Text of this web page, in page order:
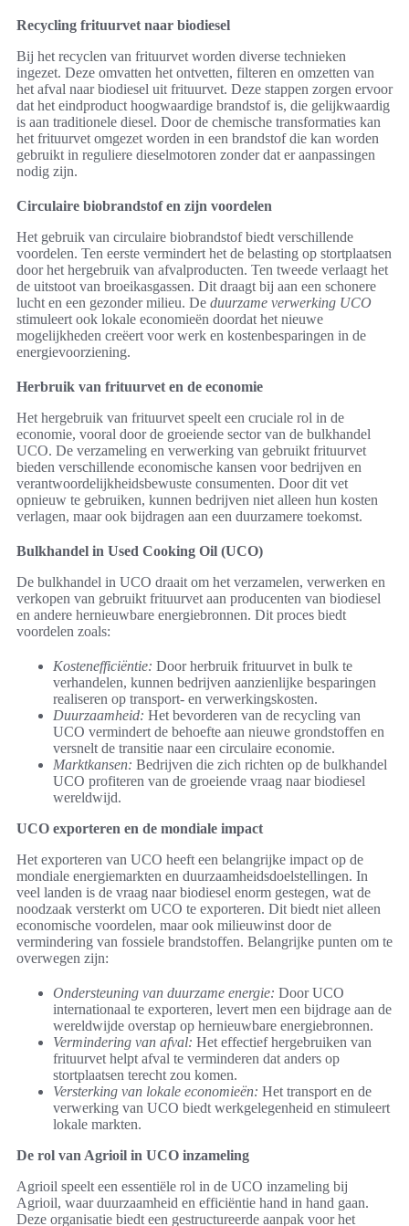
Recycling frituurvet naar biodiesel
Bij het recyclen van frituurvet worden diverse technieken
ingezet. Deze omvatten het ontvetten, filteren en omzetten van
het afval naar biodiesel uit frituurvet. Deze stappen zorgen ervoor
dat het eindproduct hoogwaardige brandstof is, die gelijkwaardig
is aan traditionele diesel. Door de chemische transformaties kan
het frituurvet omgezet worden in een brandstof die kan worden
gebruikt in reguliere dieselmotoren zonder dat er aanpassingen
nodig zijn.
Circulaire biobrandstof en zijn voordelen
Het gebruik van circulaire biobrandstof biedt verschillende
voordelen. Ten eerste vermindert het de belasting op stortplaatsen
door het hergebruik van afvalproducten. Ten tweede verlaagt het
de uitstoot van broeikasgassen. Dit draagt bij aan een schonere
lucht en een gezonder milieu. De duurzame verwerking UCO
stimuleert ook lokale economieën doordat het nieuwe
mogelijkheden creëert voor werk en kostenbesparingen in de
energievoorziening.
Herbruik van frituurvet en de economie
Het hergebruik van frituurvet speelt een cruciale rol in de
economie, vooral door de groeiende sector van de bulkhandel
UCO. De verzameling en verwerking van gebruikt frituurvet
bieden verschillende economische kansen voor bedrijven en
verantwoordelijkheidsbewuste consumenten. Door dit vet
opnieuw te gebruiken, kunnen bedrijven niet alleen hun kosten
verlagen, maar ook bijdragen aan een duurzamere toekomst.
Bulkhandel in Used Cooking Oil (UCO)
De bulkhandel in UCO draait om het verzamelen, verwerken en
verkopen van gebruikt frituurvet aan producenten van biodiesel
en andere hernieuwbare energiebronnen. Dit proces biedt
voordelen zoals:
Kostenefficiëntie: Door herbruik frituurvet in bulk te
verhandelen, kunnen bedrijven aanzienlijke besparingen
realiseren op transport- en verwerkingskosten.
Duurzaamheid: Het bevorderen van de recycling van
UCO vermindert de behoefte aan nieuwe grondstoffen en
versnelt de transitie naar een circulaire economie.
Marktkansen: Bedrijven die zich richten op de bulkhandel
UCO profiteren van de groeiende vraag naar biodiesel
wereldwijd.
UCO exporteren en de mondiale impact
Het exporteren van UCO heeft een belangrijke impact op de
mondiale energiemarkten en duurzaamheidsdoelstellingen. In
veel landen is de vraag naar biodiesel enorm gestegen, wat de
noodzaak versterkt om UCO te exporteren. Dit biedt niet alleen
economische voordelen, maar ook milieuwinst door de
vermindering van fossiele brandstoffen. Belangrijke punten om te
overwegen zijn:
Ondersteuning van duurzame energie: Door UCO
internationaal te exporteren, levert men een bijdrage aan de
wereldwijde overstap op hernieuwbare energiebronnen.
Vermindering van afval: Het effectief hergebruiken van
frituurvet helpt afval te verminderen dat anders op
stortplaatsen terecht zou komen.
Versterking van lokale economieën: Het transport en de
verwerking van UCO biedt werkgelegenheid en stimuleert
lokale markten.
De rol van Agrioil in UCO inzameling
Agrioil speelt een essentiële rol in de UCO inzameling bij
Agrioil, waar duurzaamheid en efficiëntie hand in hand gaan.
Deze organisatie biedt een gestructureerde aanpak voor het